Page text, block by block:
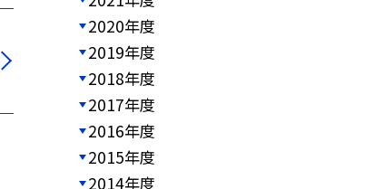
2020年度
2019年度
2018年度
2017年度
2016年度
2015年度
2014年度